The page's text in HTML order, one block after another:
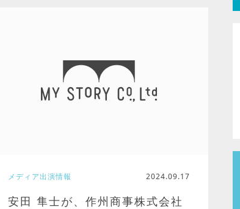
安田 隼士が、作州商事株式会社
メディア出演情報 2024.09.17